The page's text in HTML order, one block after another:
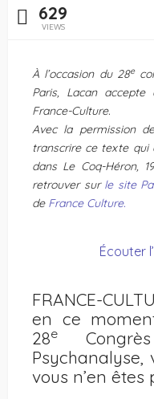
629
VIEWS
À l’occasion du 28e
Paris, Lacan
France-Culture.
Avec la permission
transcrire ce texte qui
dans Le Coq-Héron,
retrouver sur le site
de France Culture.
Écouter
FRANCE-
en ce
28e
Psychanalyse,
vous n’en êtes